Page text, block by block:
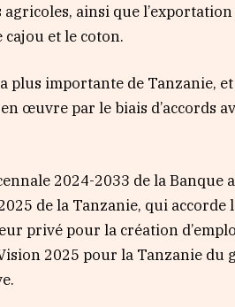
ainsi que
cajou et le coton.
plus importante de Tanzanie,
œuvre par le biais d’accords
2024-2033 de la
de la Tanzanie, qui
privé pour la création
2025 pour la Tanzanie du